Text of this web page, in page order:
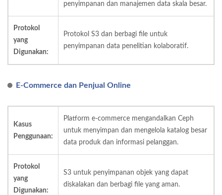
penyimpanan dan manajemen data skala besar.
Protokol
yang
Digunakan:
Protokol S3 dan berbagi file untuk
penyimpanan data penelitian kolaboratif.
E-Commerce dan Penjual Online
Kasus
Penggunaan:
Platform e-commerce mengandalkan Ceph
untuk menyimpan dan mengelola katalog besar
data produk dan informasi pelanggan.
Protokol
yang
Digunakan:
S3 untuk penyimpanan objek yang dapat
diskalakan dan berbagi file yang aman.